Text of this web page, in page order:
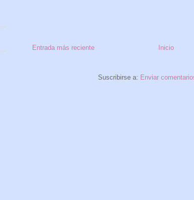
Entrada más reciente Inicio
Suscribirse a: Enviar